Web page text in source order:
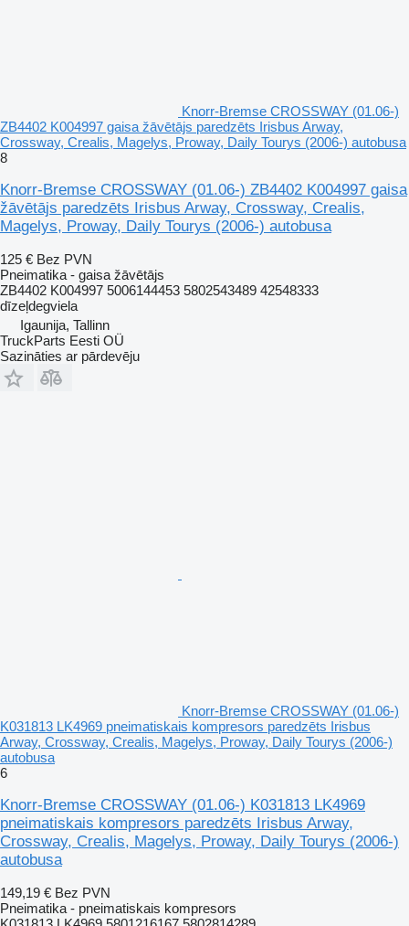
Knorr-Bremse CROSSWAY (01.06-)
ZB4402 K004997 gaisa žāvētājs paredzēts Irisbus Arway,
Crossway, Crealis, Magelys, Proway, Daily Tourys (2006-) autobusa
8
Knorr-Bremse CROSSWAY (01.06-) ZB4402 K004997 gaisa
žāvētājs paredzēts Irisbus Arway, Crossway, Crealis,
Magelys, Proway, Daily Tourys (2006-) autobusa
125 € Bez PVN
Pneimatika - gaisa žāvētājs
ZB4402 K004997 5006144453 5802543489 42548333
dīzeļdegviela
Igaunija, Tallinn
TruckParts Eesti OÜ
Sazināties ar pārdevēju
Knorr-Bremse CROSSWAY (01.06-)
K031813 LK4969 pneimatiskais kompresors paredzēts Irisbus
Arway, Crossway, Crealis, Magelys, Proway, Daily Tourys (2006-)
autobusa
6
Knorr-Bremse CROSSWAY (01.06-) K031813 LK4969
pneimatiskais kompresors paredzēts Irisbus Arway,
Crossway, Crealis, Magelys, Proway, Daily Tourys (2006-)
autobusa
149,19 € Bez PVN
Pneimatika - pneimatiskais kompresors